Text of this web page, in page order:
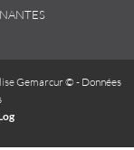
Gemarcur © - Données